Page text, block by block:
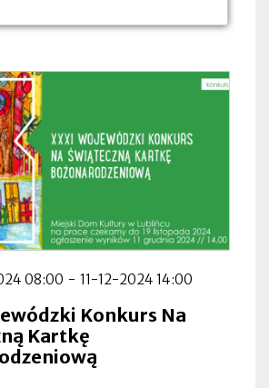
08:00 - 11-12-2024 14:00
Konkurs Na
Kartkę